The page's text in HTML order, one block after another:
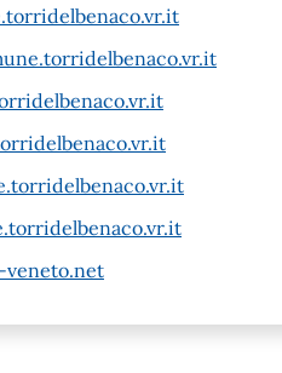
veneto.net